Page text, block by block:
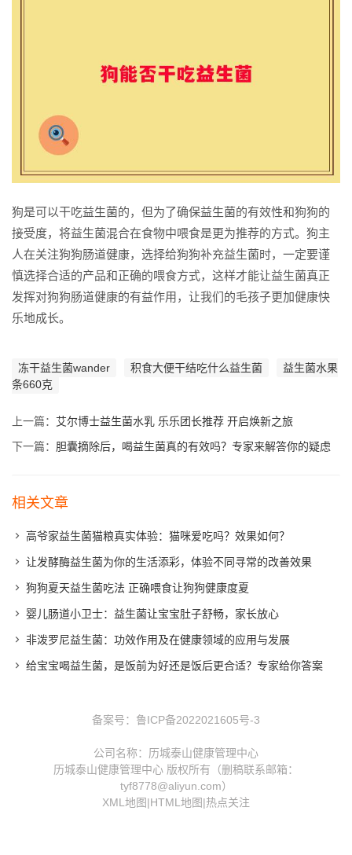
狗是可以干吃益生菌的，但为了确保益生菌的有效性和狗狗的
接受度，将益生菌混合在食物中喂食是更为推荐的方式。狗主
人在关注狗狗肠道健康，选择给狗狗补充益生菌时，一定要谨
慎选择合适的产品和正确的喂食方式，这样才能让益生菌真正
发挥对狗狗肠道健康的有益作用，让我们的毛孩子更加健康快
乐地成长。
冻干益生菌wander 积食大便干结吃什么益生菌
益生菌水果
条660克
上一篇： 艾尔博士益生菌水乳 乐乐团长推荐 开启焕新之旅
下一篇： 胆囊摘除后，喝益生菌真的有效吗？专家来解答你的疑虑
相关文章
高爷家益生菌猫粮真实体验：猫咪爱吃吗？效果如何？
让发酵酶益生菌为你的生活添彩，体验不同寻常的改善效果
狗狗夏天益生菌吃法 正确喂食让狗狗健康度夏
婴儿肠道小卫士：益生菌让宝宝肚子舒畅，家长放心
非泼罗尼益生菌：功效作用及在健康领域的应用与发展
给宝宝喝益生菌，是饭前为好还是饭后更合适？专家给你答案
备案号： 鲁ICP备2022021605号-3
公司名称：历城泰山健康管理中心
历城泰山健康管理中心 版权所有（删稿联系邮箱：
tyf8778@aliyun.com）
XML地图|HTML地图|热点关注